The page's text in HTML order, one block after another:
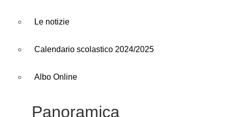
Le notizie
Calendario scolastico 2024/2025
Albo Online
Panoramica